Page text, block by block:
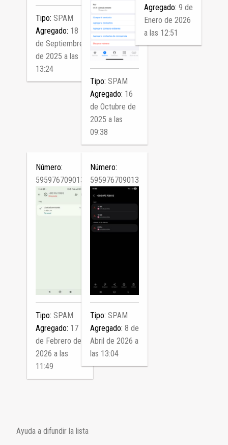
Tipo:SPAM
Agregado: 18
de Septiembre
de 2025 a las
13:24
Tipo: SPAM
Agregado: 16
de Octubre de
2025 a las
09:38
Agregado: 9 de
Enero de 2026
a las 12:51
Número:
595976709013
Tipo:SPAM
Agregado: 17
de Febrero de
2026 a las
11:49
Número:
595976709013
Tipo: SPAM
Agregado: 8 de
Abril de 2026 a
las 13:04
Ayuda a difundir la lista